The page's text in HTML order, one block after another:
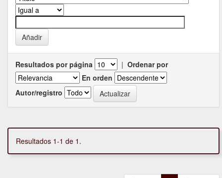
Resultados por página | Ordenar por
En orden
Autor/registro
Resultados 1-1 de 1.